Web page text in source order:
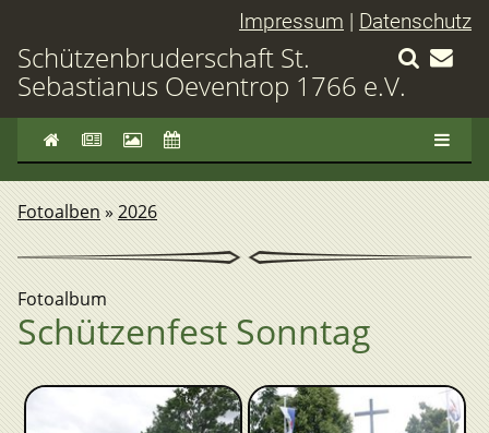
Impressum | Datenschutz
Schützenbruderschaft St.
Sebastianus Oeventrop 1766 e.V.
Fotoalben » 2026
Fotoalbum
Schützenfest Sonntag